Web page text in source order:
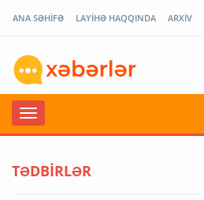
ANA SƏHİFƏ LAYİHƏ HAQQINDA ARXİV
TƏDBİRLƏR